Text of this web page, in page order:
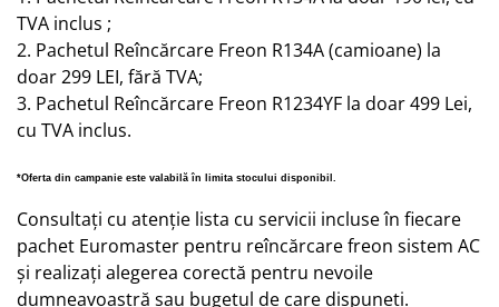
TVA inclus ;
2. Pachetul Reîncărcare Freon R134A (camioane) la
doar 299 LEI, fără TVA;
3. Pachetul Reîncărcare Freon R1234YF la doar 499 Lei,
cu TVA inclus.
*Oferta din campanie este valabilă în limita stocului disponibil.
Consultați cu atenție lista cu servicii incluse în fiecare
pachet Euromaster pentru reîncărcare freon sistem AC
și realizați alegerea corectă pentru nevoile
dumneavoastră sau bugetul de care dispuneți.